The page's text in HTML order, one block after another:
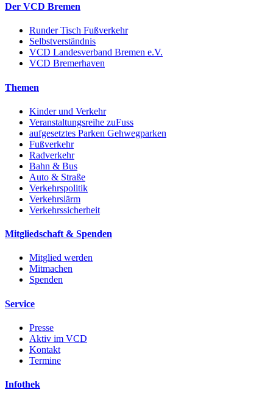
Der VCD Bremen
Runder Tisch Fußverkehr
Selbstverständnis
VCD Landesverband Bremen e.V.
VCD Bremerhaven
Themen
Kinder und Verkehr
Veranstaltungsreihe zuFuss
aufgesetztes Parken Gehwegparken
Fußverkehr
Radverkehr
Bahn & Bus
Auto & Straße
Verkehrspolitik
Verkehrslärm
Verkehrssicherheit
Mitgliedschaft & Spenden
Mitglied werden
Mitmachen
Spenden
Service
Presse
Aktiv im VCD
Kontakt
Termine
Infothek